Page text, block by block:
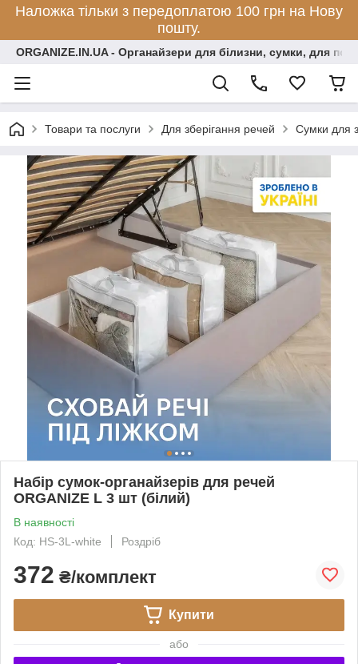
Наложка тільки з передоплатою 100 грн на Нову
пошту.
ORGANIZE.IN.UA - Органайзери для білизни, сумки, для
Товари та послуги Для зберігання речей Сумки для
Набір сумок-органайзерів для речей
ORGANIZE L 3 шт (білий)
В наявності
Код: HS-3L-white
Роздріб
372 ₴/комплект
Купити
або